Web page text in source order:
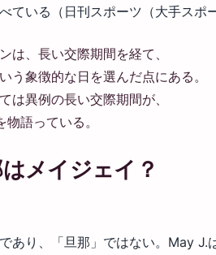
ている（日刊スポーツ（大手スポ
は、長い交際期間を経て、
う象徴的な日を選んだ点にある。
は異例の長い交際期間が、
語っている。
メイジェイ？
あり、「旦那」ではない。May J.